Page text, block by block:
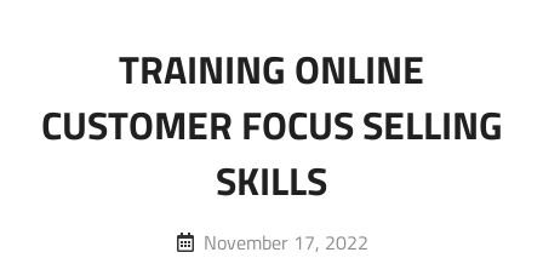
TRAINING ONLINE
CUSTOMER FOCUS SELLING
SKILLS
Posted
November 17, 2022